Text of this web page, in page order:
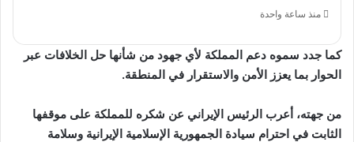
منذ ساعة واحدة
كما جدد سموه دعم المملكة لأي جهود من شأنها حل الخلافات عبر
الحوار بما يعزز الأمن والاستقرار في المنطقة.
من جهته، أعرب الرئيس الإيراني عن شكره للمملكة على موقفها
الثابت في احترام سيادة الجمهورية الإسلامية الإيرانية وسلامة